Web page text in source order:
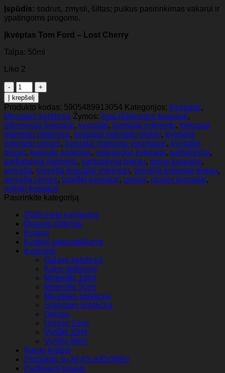
Įspūdis: sodrus, zmysli, šiltas; puikus pasirinkimas vakarui ir
ypatingoms progoms.
Įkvėptas Tom Ford – Lost Cherry
Talpa: 50ml
Liko 2
produkto
kiekis:
Sorvella
Sugarloaf
–
Unisex
kvepalai,
Mountain
kolekcija,
50ml
EDP
(įkvėpti
Tom
Ford
-
Lost
Cherry)
Į krepšelį
Produkto kodas: 5905489913054 Kategorijos: Kvepalai,
Mountain kolekcija Žymos: ilgai išliekantys kvepalai,
intensyvūs kvepalai, kvepalai, kvepalai internetu, kvepalai
internetu moterims, kvepalai internetu pigiau, kvepalai
internetu unisex, kvepalai internetu vyramams, kvepalai
pigiau, kvepalų analogai, nebrangūs kvepalai, parfumerija,
parfumerija internetu, parfumerija pigiau, pigus kvepalai,
sorvella, sorvella kvepalai internetu, sorvella kvepalai pigiau,
sorvella unisex, turkiški kvepalai, unisex, unisex kvepalai,
vyriski kvepalai
Pasirinkite kategoriją
2026 metų naujienos
Dovanų rinkiniai
Kvapai
Kvapai automobiliams
Kvepalai
Galaxy kolekcija
Kūno dulksnos
Moteriški 10ml
Moteriški 50ml
Mountain kolekcija
Signature kolekcija
Unisex
Unisex 10ml
Vyriški 10ml
Vyriški 50ml
Namų kvapai
Produktai su NUOLAIDOMIS!
Purškiami kvapai